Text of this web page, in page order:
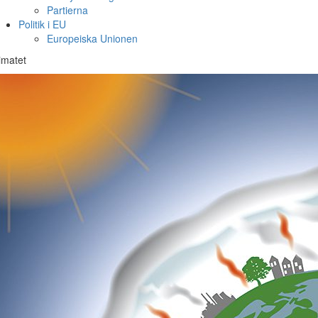
Partierna
Politik i EU
Europeiska Unionen